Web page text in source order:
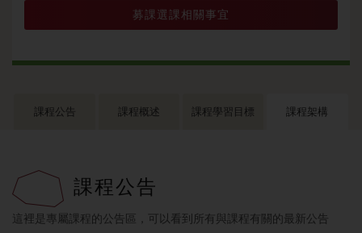
募課選課相關事宜
課程公告 課程概述 課程學習目標 課程架構
課程公告
這裡是專屬課程的公告區，可以看到所有與課程有關的最新公告